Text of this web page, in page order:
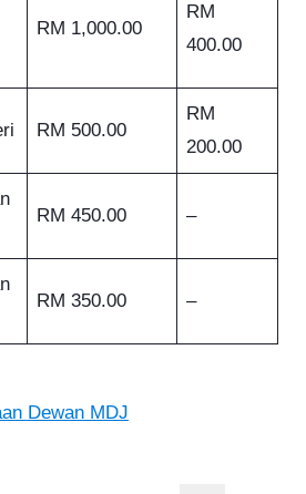
RM 1,000.00
RM
400.00
RM 500.00
RM
200.00
RM 450.00 –
RM 350.00 –
Dewan MDJ